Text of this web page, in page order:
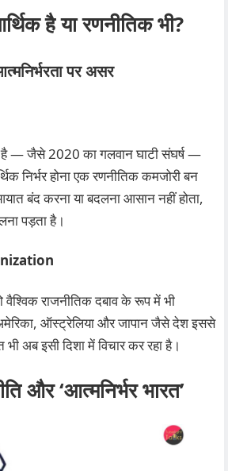
है या रणनीतिक भी?
पर असर
है — जैसे 2020 का गलवान घाटी संघर्ष —
निर्भर होना एक रणनीतिक कमजोरी बन
बंद करना या बदलना आसान नहीं होता,
पड़ता है।
वैश्विक राजनीतिक दबाव के रूप में भी
ऑस्ट्रेलिया और जापान जैसे देश इससे
अब इसी दिशा में विचार कर रहा है।
और ‘आत्मनिर्भर भारत’